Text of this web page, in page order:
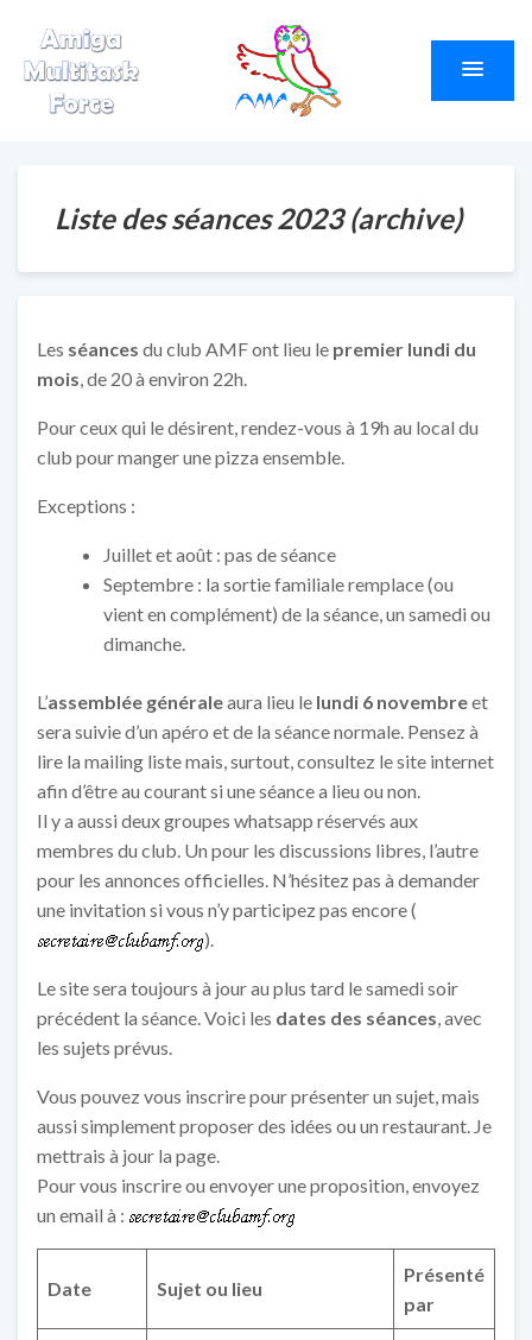
Force
Liste des séances 2023 (archive)
Les séances du club AMF ont lieu le premier lundi du
mois, de 20 à environ 22h.
Pour ceux qui le désirent, rendez-vous à 19h au local du
club pour manger une pizza ensemble.
Exceptions :
Juillet et août : pas de séance
Septembre : la sortie familiale remplace (ou
vient en complément) de la séance, un samedi ou
dimanche.
L’assemblée généraleaura lieu le lundi 6 novembreet
sera suivie d’un apéro et de la séance normale. Pensez à
lire la mailing liste mais, surtout, consultez le site internet
afin d’être au courant si une séance a lieu ou non.
Il y a aussi deux groupes whatsapp réservés aux
membres du club. Un pour les discussions libres, l’autre
pour les annonces officielles. N’hésitez pas à demander
une invitation si vous n’y participez pas encore (
).
Le site sera toujours à jour au plus tard le samedi soir
précédent la séance. Voici les dates des séances, avec
les sujets prévus.
Vous pouvez vous inscrire pour présenter un sujet, mais
aussi simplement proposer des idées ou un restaurant. Je
mettrais à jour la page.
Pour vous inscrire ou envoyer une proposition, envoyez
un email à :
Date Sujet ou lieu
Présenté
par